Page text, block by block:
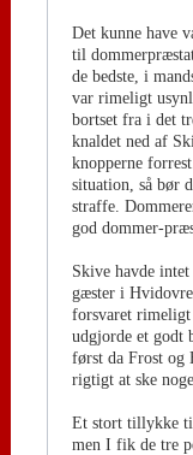
Det kunne have
til
de bedste, i
var rimeligt
bortset fra i det
knaldet ned af
knopperne
situation, så bør
straffe.
god dommer-
Skive havde
gæster i
forsvaret rimeligt
udgjorde et godt
først da Frost og
rigtigt at ske
Et stort tillykke
men I fik de tre